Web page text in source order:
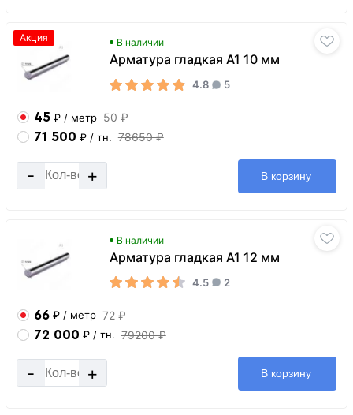
В наличии
Арматура гладкая А1 10 мм
4.8 5
Акция
45 ₽ / метр 50 ₽
71 500 ₽ / тн. 78650 ₽
- + В корзину
В наличии
Арматура гладкая А1 12 мм
4.5 2
66 ₽ / метр 72 ₽
72 000 ₽ / тн. 79200 ₽
- + В корзину